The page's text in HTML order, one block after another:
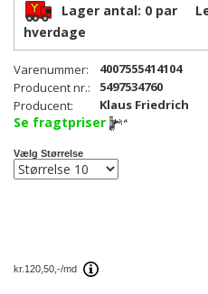
Lager antal: 0 par
hverdage
Varenummer:
4007555414104
Producent nr.:
5497534760
Producent:
Klaus Friedrich
Se fragtpriser
Vælg Størrelse